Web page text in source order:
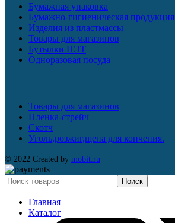
Бумажная упаковка
Бумажно-гигиеническая продукция
Изделия из пластмассы
Товары для магазинов
Бутылки ПЭТ
Одноразовая посуда
Товары для магазинов
Пленка-стрейч
Скотч
Уголь,розжиг,щепа для копчения.
© 2022 Created by mobit.ru
Поиск
Главная
Каталог